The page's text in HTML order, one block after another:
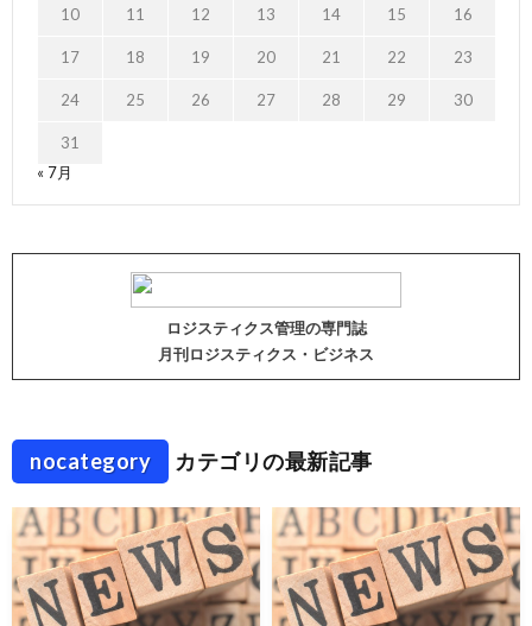
10 11 12 13 14 15 16
17 18 19 20 21 22 23
24 25 26 27 28 29 30
31
« 7月
ロジスティクス管理の専門誌
月刊ロジスティクス・ビジネス
nocategory カテゴリの最新記事